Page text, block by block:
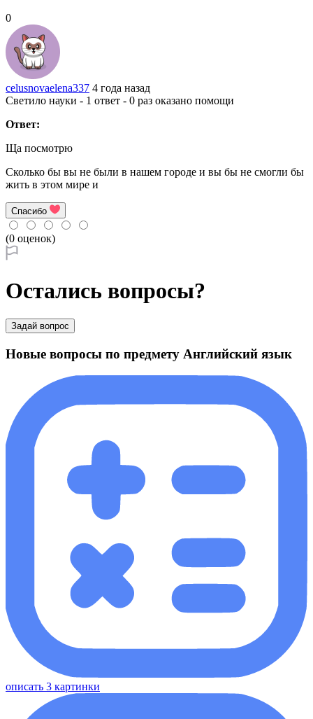
0
celusnovaelena337 4 года назад
Светило науки - 1 ответ - 0 раз оказано помощи
Ответ:
Ща посмотрю
Сколько бы вы не были в нашем городе и вы бы не смогли бы
жить в этом мире и
Спасибо
(0 оценок)
Остались вопросы?
Задай вопрос
Новые вопросы по предмету Английский язык
описать 3 картинки